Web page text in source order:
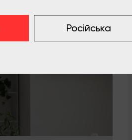
Російська